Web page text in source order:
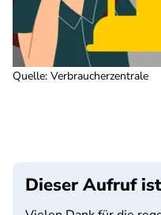
Quelle: Verbraucherzentrale
Dieser Aufruf